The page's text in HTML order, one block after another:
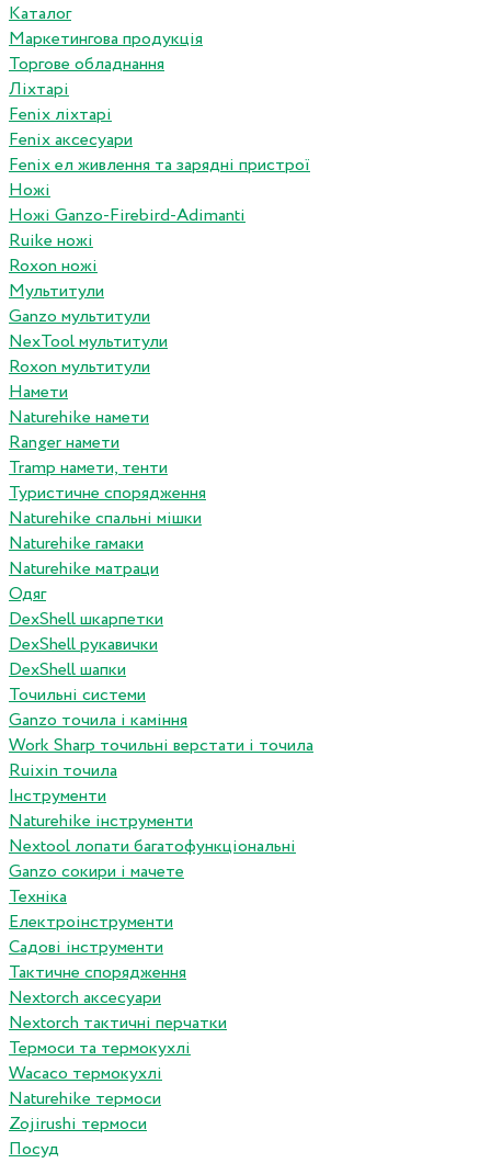
Каталог
Маркетингова продукція
Торгове обладнання
Ліхтарі
Fenix ліхтарі
Fenix аксесуари
Fenix ел живлення та зарядні пристрої
Ножі
Ножі Ganzo-Firebird-Adimanti
Ruike ножі
Roxon ножi
Мультитули
Ganzo мультитули
NexTool мультитули
Roxon мультитули
Намети
Naturehike намети
Ranger намети
Tramp намети, тенти
Туристичне спорядження
Naturehike спальні мішки
Naturehike гамаки
Naturehike матраци
Одяг
DexShell шкарпетки
DexShell рукавички
DexShell шапки
Точильні системи
Ganzo точила і каміння
Work Sharp точильні верстати і точила
Ruixin точила
Інструменти
Naturehike інструменти
Nextool лопати багатофункціональні
Ganzo сокири і мачете
Техніка
Електроінструменти
Садові інструменти
Тактичне спорядження
Nextorch аксесуари
Nextorch тактичні перчатки
Термоси та термокухлі
Wacaco термокухлі
Naturehike термоси
Zojirushi термоси
Посуд